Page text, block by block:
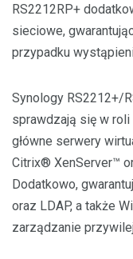
RS2212RP+
sieciowe,
przypadku
Synology RS2212+/
sprawdzają się w roli
główne serwery
Citrix® XenServer™
Dodatkowo,
oraz LDAP, a także
zarządzanie